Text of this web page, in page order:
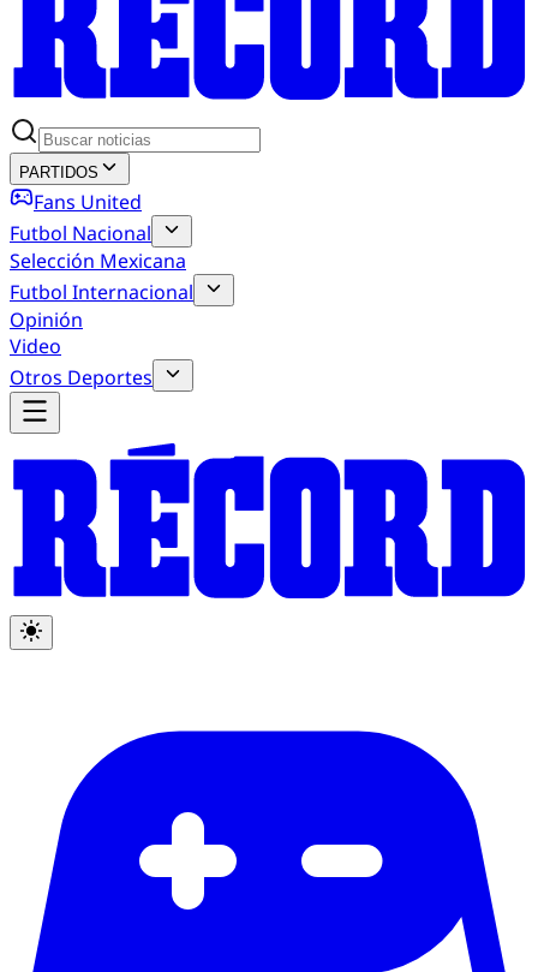
PARTIDOS
Fans United
Futbol Nacional
Selección Mexicana
Futbol Internacional
Opinión
Video
Otros Deportes